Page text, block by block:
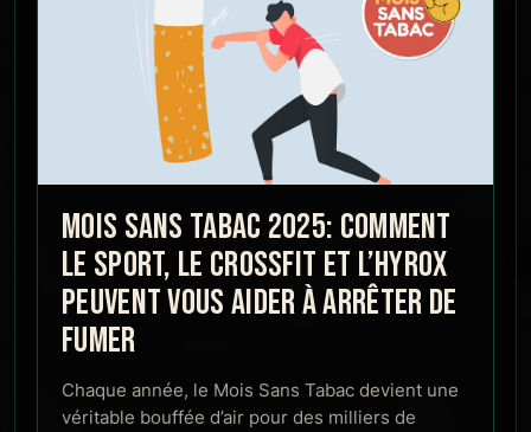
MOIS SANS TABAC 2025: COMMENT
LE SPORT, LE CROSSFIT ET L’HYROX
PEUVENT VOUS AIDER À ARRÊTER DE
FUMER
Chaque année, le Mois Sans Tabac devient une
véritable bouffée d’air pour des milliers de